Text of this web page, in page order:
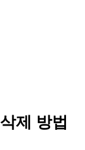
제 방법